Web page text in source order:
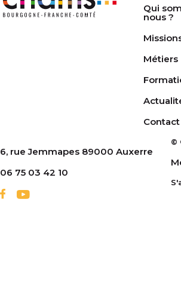
Qui
nous ?
Métiers
Contact
6, rue Jemmapes 89000 Auxerre
06 75 03 42 10
©